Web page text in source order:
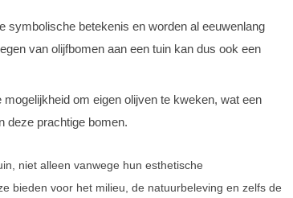
symbolische betekenis en worden al eeuwenlang
van olijfbomen aan een tuin kan dus ook een
om eigen olijven te kweken, wat een
deze prachtige bomen.
niet alleen vanwege hun esthetische
bieden voor het milieu, de natuurbeleving en zelfs de